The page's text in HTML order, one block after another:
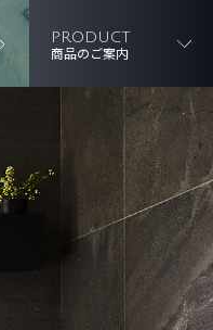
PRODUCT
商品のご案内